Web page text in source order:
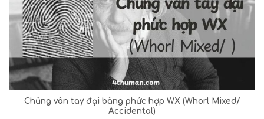
Chủng vân tay đại bàng phức hợp WX (Whorl Mixed/
Accidental)